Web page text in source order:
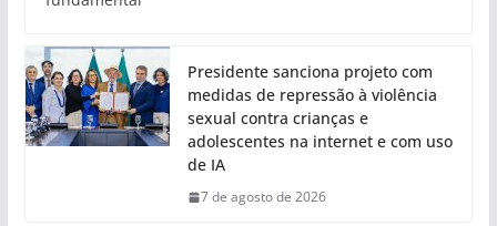
Presidente sanciona projeto com
medidas de repressão à violência
sexual contra crianças e
adolescentes na internet e com uso
de IA
7 de agosto de 2026